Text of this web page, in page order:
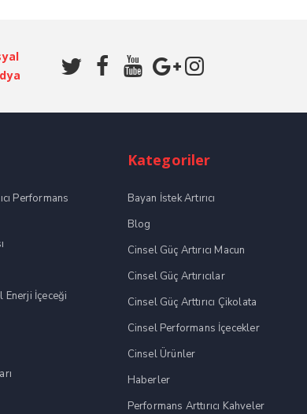
Performans
Enerji İçeceği
Kategoriler
Bayan İstek Artırıcı
Blog
Cinsel Güç Artırıcı Macun
Cinsel Güç Artırıcılar
Cinsel Güç Arttırıcı Çikolata
Cinsel Performans İçecekler
Cinsel Ürünler
Haberler
Performans Arttırıcı Kahveler